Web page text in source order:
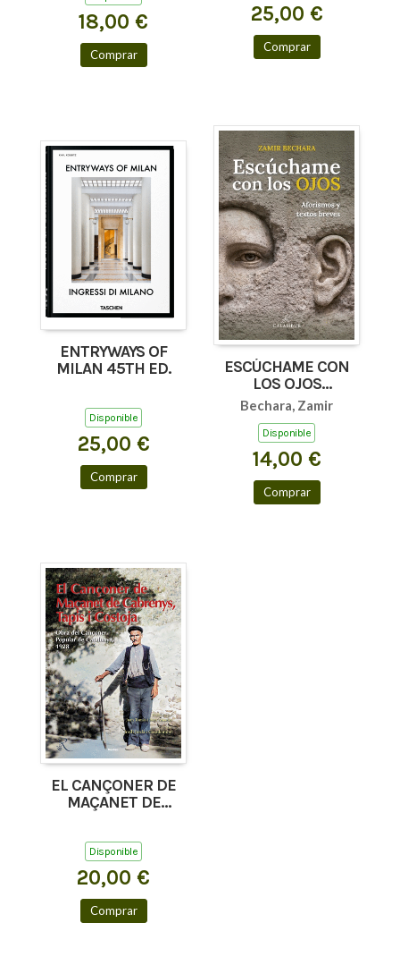
18,00 €
Comprar
25,00 €
Comprar
ENTRYWAYS OF
MILAN 45TH ED.
Disponible
25,00 €
Comprar
ESCÚCHAME CON
LOS OJOS
(AFORISMOS Y
TEXTOS BREVES)
Bechara, Zamir
Disponible
14,00 €
Comprar
EL CANÇONER DE
MAÇANET DE
Disponible
20,00 €
Comprar